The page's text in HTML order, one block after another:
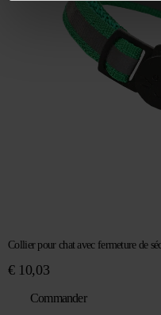
Collier pour chat avec fermeture de
€10,03
Commander